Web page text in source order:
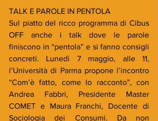
TALK E PAROLE IN PENTOLA
Sul piatto del ricco programma di Cibus
OFF anche i talk dove le parole
finiscono in “pentola” e si fanno consigli
concreti. Lunedì 7 maggio, alle 11,
l’Università di Parma propone l’incontro
“Com’è fatto, come lo racconto”, con
Andrea Fabbri, Presidente Master
COMET e Maura Franchi, Docente di
Sociologia dei Consumi. Da non